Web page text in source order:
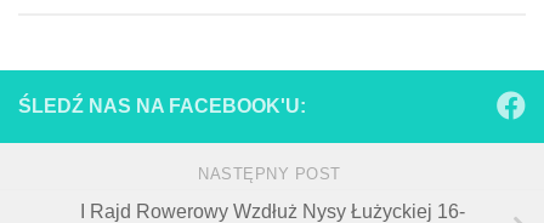
ŚLEDŹ NAS NA FACEBOOK'U:
NASTĘPNY POST
I Rajd Rowerowy Wzdłuż Nysy Łużyckiej 16-